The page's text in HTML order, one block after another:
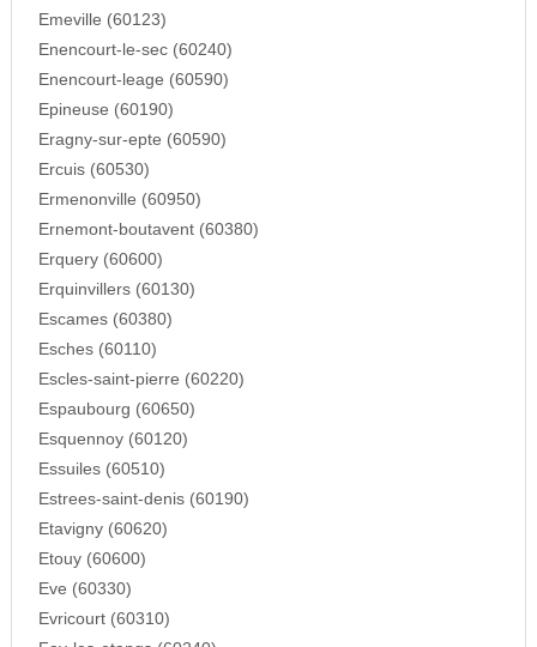
Emeville (60123)
Enencourt-le-sec (60240)
Enencourt-leage (60590)
Epineuse (60190)
Eragny-sur-epte (60590)
Ercuis (60530)
Ermenonville (60950)
Ernemont-boutavent (60380)
Erquery (60600)
Erquinvillers (60130)
Escames (60380)
Esches (60110)
Escles-saint-pierre (60220)
Espaubourg (60650)
Esquennoy (60120)
Essuiles (60510)
Estrees-saint-denis (60190)
Etavigny (60620)
Etouy (60600)
Eve (60330)
Evricourt (60310)